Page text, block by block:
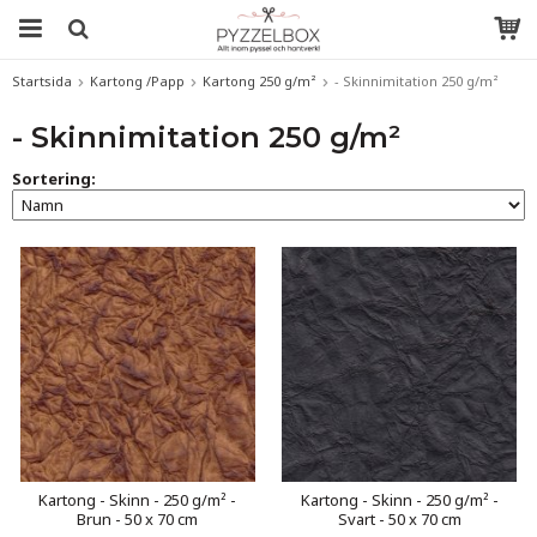
Startsida Kartong /Papp Kartong 250 g/m² - Skinnimitation 250 g/m²
- Skinnimitation 250 g/m²
Sortering:
Kartong - Skinn - 250 g/m² -
Brun - 50 x 70 cm
Kartong - Skinn - 250 g/m² -
Svart - 50 x 70 cm